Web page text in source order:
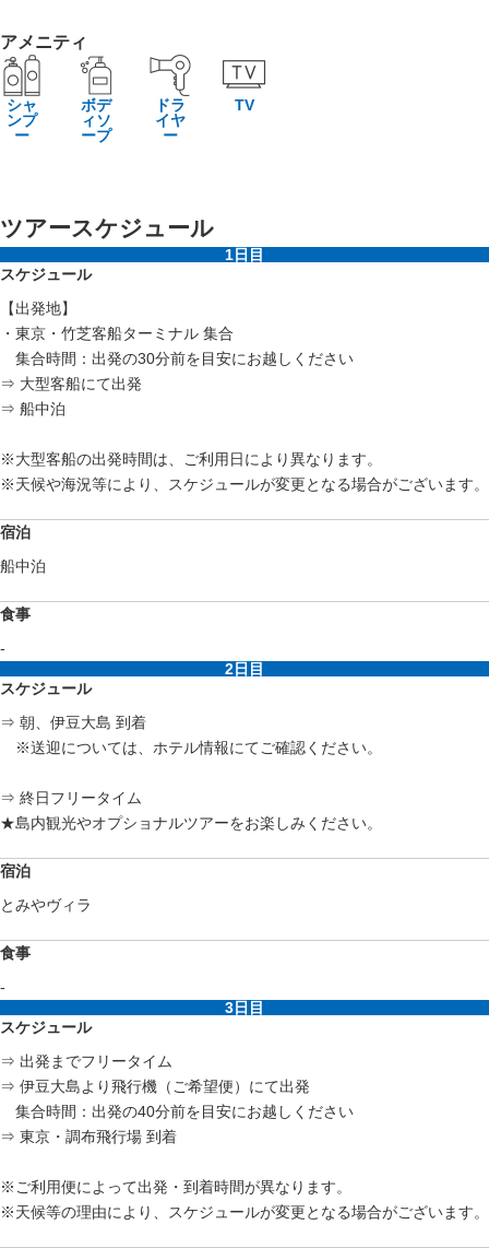
アメニティ
シャ
ンプ
ー
ボデ
ィソ
ープ
ドラ
イヤ
ー
TV
ツアースケジュール
1日目
スケジュール
【出発地】
・東京・竹芝客船ターミナル 集合
集合時間：出発の30分前を目安にお越しください
⇒ 大型客船にて出発
⇒ 船中泊
※大型客船の出発時間は、ご利用日により異なります。
※天候や海況等により、スケジュールが変更となる場合がございます。
宿泊
船中泊
食事
-
2日目
スケジュール
⇒ 朝、伊豆大島 到着
※送迎については、ホテル情報にてご確認ください。
⇒ 終日フリータイム
★島内観光やオプショナルツアーをお楽しみください。
宿泊
とみやヴィラ
食事
-
3日目
スケジュール
⇒ 出発までフリータイム
⇒ 伊豆大島より飛行機（ご希望便）にて出発
集合時間：出発の40分前を目安にお越しください
⇒ 東京・調布飛行場 到着
※ご利用便によって出発・到着時間が異なります。
※天候等の理由により、スケジュールが変更となる場合がございます。